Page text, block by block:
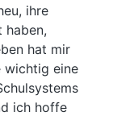
ihre
haben,
hat mir
wichtig eine
ich hoffe